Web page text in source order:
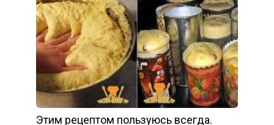
Этим рецептом пользуюсь всегда.